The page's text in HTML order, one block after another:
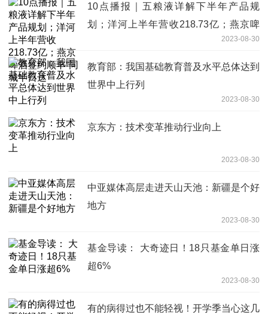
10点播报｜五粮液详解下半年产品规
划；洋河上半年营收218.73亿；燕京啤
2023-08-30
教育部：我国基础教育普及水平总体达到
世界中上行列
2023-08-30
京东方：技术变革推动行业向上
2023-08-30
中亚媒体高层走进天山天池：新疆是个好
地方
2023-08-30
基金导读： 大奇迹日！18只基金单日涨
超6%
2023-08-30
有的病得过也不能轻视！开学季当心这几